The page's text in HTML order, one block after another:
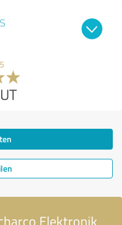
Elektronik